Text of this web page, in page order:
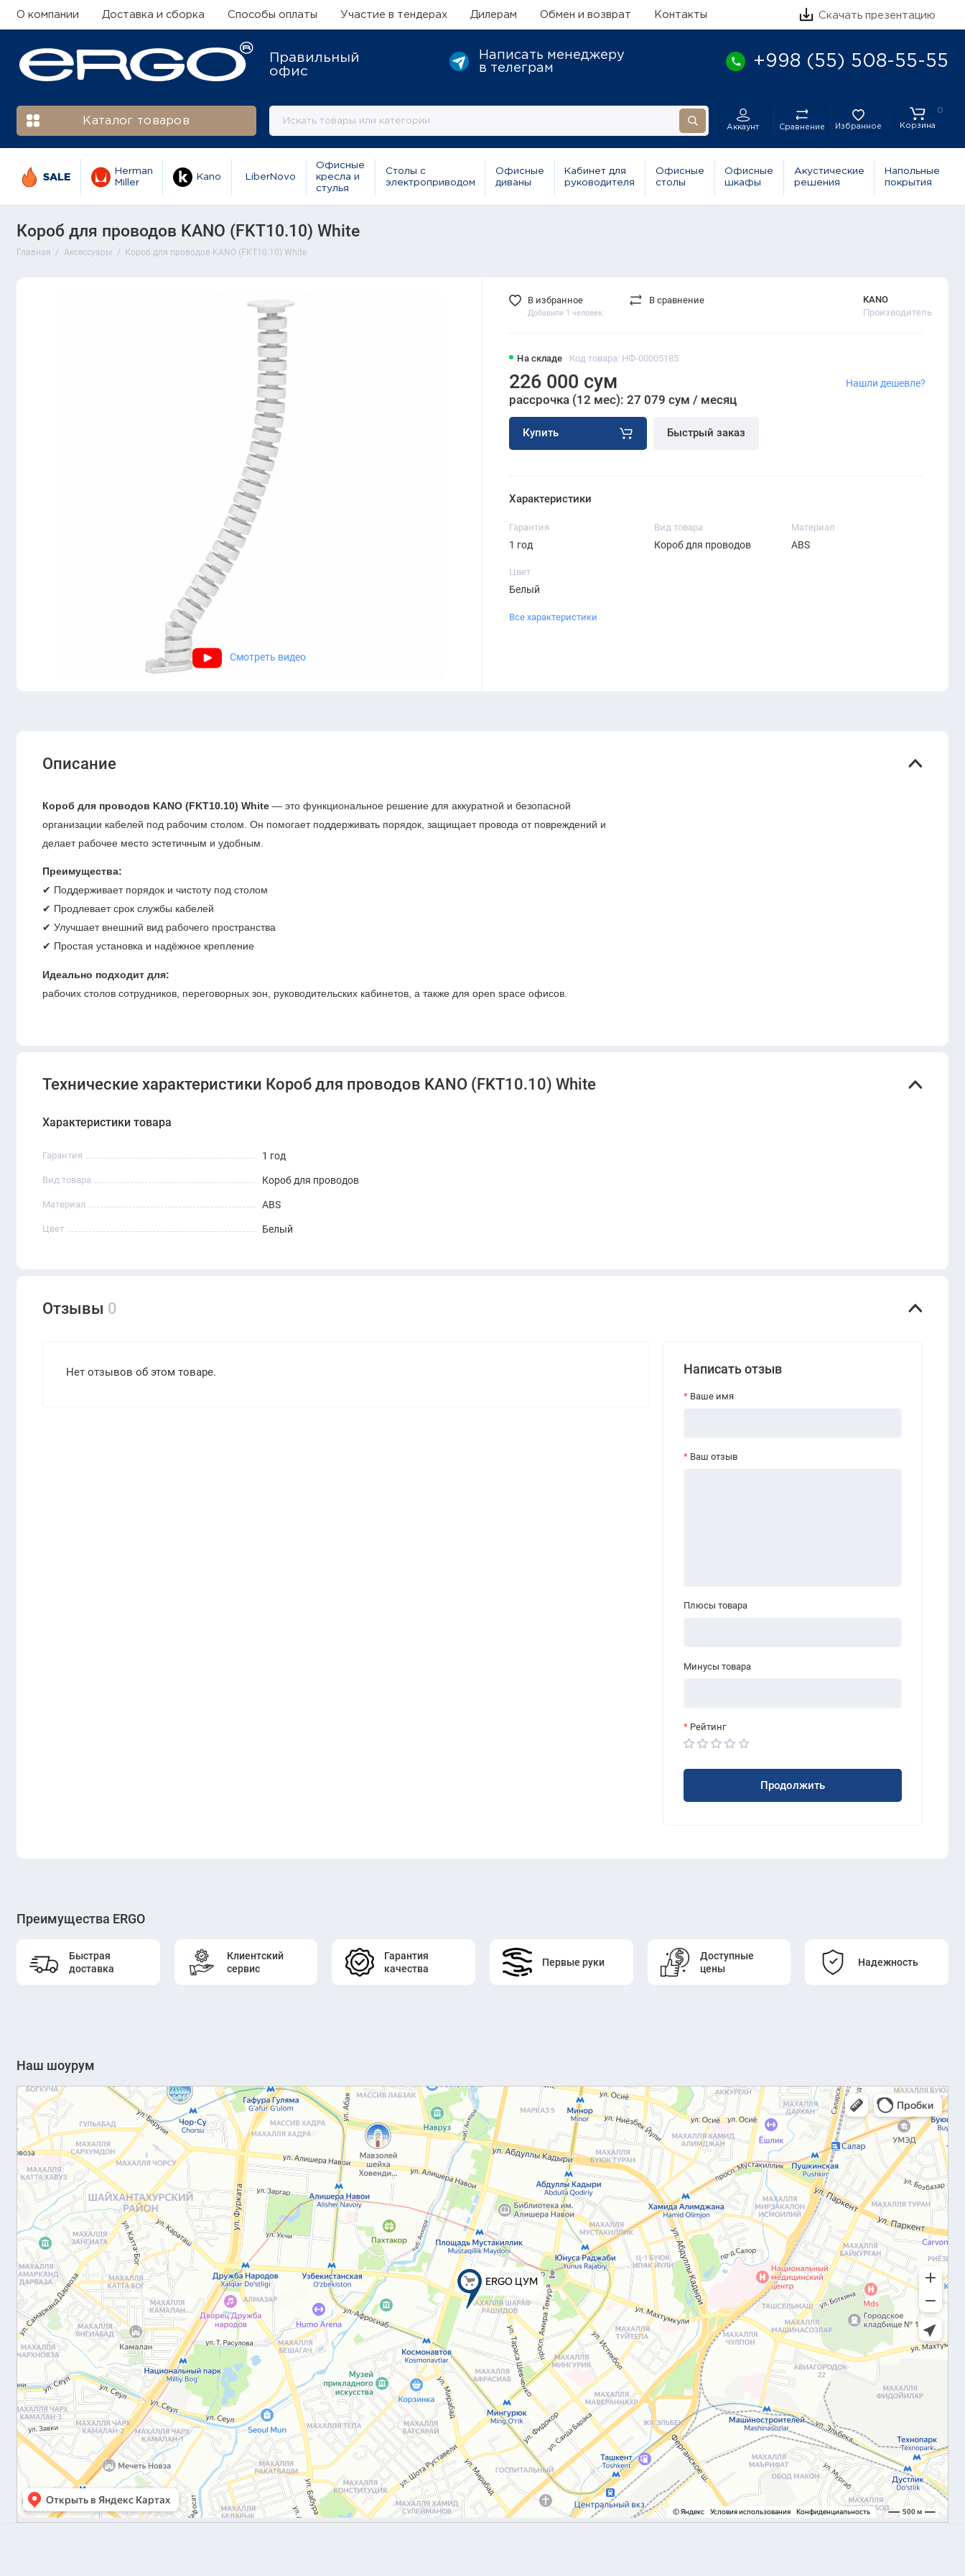
О компании Доставка и сборка Способы оплаты Участие в тендерах Дилерам Обмен и возврат Контакты Скачать презентацию
Правильный
офис
Написать менеджеру
в телеграм
+998 (55) 508-55-55
Каталог товаров
Аккаунт Сравнение Избранное
0
Корзина
SALE
Herman
Miller
Kano LiberNovo
Офисные
кресла и
стулья
Столы с
электроприводом
Офисные
диваны
Кабинет для
руководителя
Офисные
столы
Офисные
шкафы
Акустические
решения
Напольные
покрытия
Короб для проводов KANO (FKT10.10) White
Главная Аксессуары Короб для проводов KANO (FKT10.10) White
Смотреть видео
На складе Код товара: НФ-00005185
KANO
Производитель
226 000 сум
рассрочка (12 мес): 27 079 сум / месяц
Купить Быстрый заказ
Нашли дешевле?
В избранное
Добавили 1 человек
В сравнение
Характеристики
Гарантия
1 год
Вид товара
Короб для проводов
Материал
ABS
Цвет
Белый
Все характеристики
Описание
Короб для проводов KANO (FKT10.10) White — это функциональное решение для аккуратной и безопасной
организации кабелей под рабочим столом. Он помогает поддерживать порядок, защищает провода от повреждений и
делает рабочее место эстетичным и удобным.
Преимущества:
✔ Поддерживает порядок и чистоту под столом
✔ Продлевает срок службы кабелей
✔ Улучшает внешний вид рабочего пространства
✔ Простая установка и надёжное крепление
Идеально подходит для:
рабочих столов сотрудников, переговорных зон, руководительских кабинетов, а также для open space офисов.
Технические характеристики Короб для проводов KANO (FKT10.10) White
Характеристики товара
Гарантия 1 год
Вид товара Короб для проводов
Материал ABS
Цвет Белый
Отзывы 0
Нет отзывов об этом товаре. Написать отзыв
Ваше имя
Ваш отзыв
Плюсы товара
Минусы товара
Рейтинг
Продолжить
Преимущества ERGO
Быстрая
доставка
Клиентский
сервис
Гарантия
качества
Первые руки
Доступные
цены
Надежность
Наш шоурум